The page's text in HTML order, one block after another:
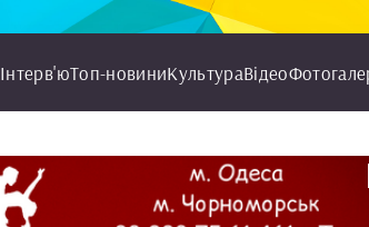
Інтерв'юТоп-новиниКультураВідео